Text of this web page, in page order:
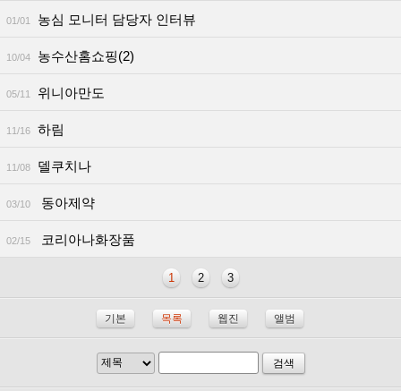
01/01 농심 모니터 담당자 인터뷰
10/04 농수산홈쇼핑(2)
05/11 위니아만도
11/16 하림
11/08 델쿠치나
03/10 동아제약
02/15 코리아나화장품
1 2 3
기본 목록 웹진 앨범
검색